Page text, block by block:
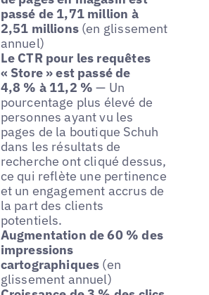
passé de 1,71 million à
2,51 millions(en glissement
annuel)
Le CTR pour les requêtes
« Store » est passé de
4,8 % à 11,2 % — Un
pourcentage plus élevé de
personnes ayant vu les
pages de la boutique Schuh
dans les résultats de
recherche ont cliqué dessus,
ce qui reflète une pertinence
et un engagement accrus de
la part des clients
potentiels.
Augmentation de 60 % des
impressions
cartographiques (en
glissement annuel)